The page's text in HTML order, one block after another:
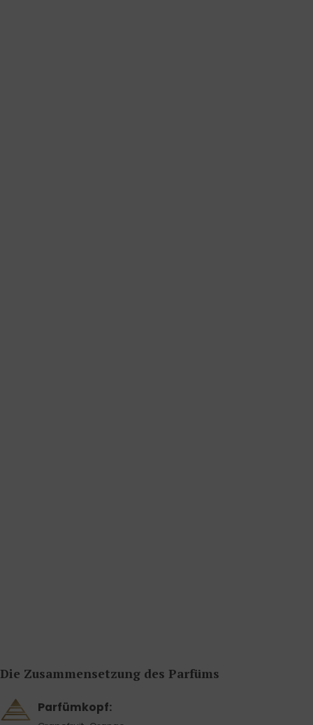
Die Zusammensetzung des Parfüms
Parfümkopf: